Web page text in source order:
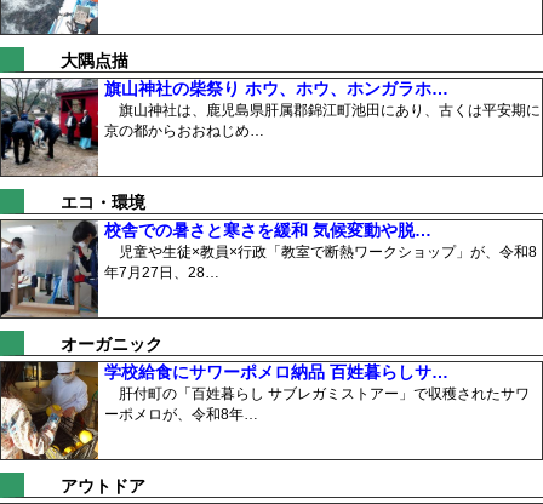
大隅点描
旗山神社の柴祭り ホウ、ホウ、ホンガラホ…
旗山神社は、鹿児島県肝属郡錦江町池田にあり、古くは平安期に
京の都からおおねじめ…
エコ・環境
校舎での暑さと寒さを緩和 気候変動や脱…
児童や生徒×教員×行政「教室で断熱ワークショップ」が、令和8
年7月27日、28…
オーガニック
学校給食にサワーポメロ納品 百姓暮らしサ…
肝付町の「百姓暮らし サブレガミストアー」で収穫されたサワ
ーポメロが、令和8年…
アウトドア